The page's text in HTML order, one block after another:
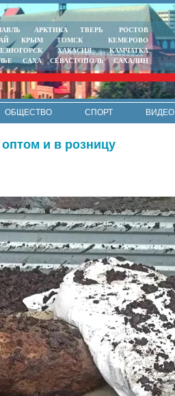
АРКТИКА ТВЕРЬ
РОСТОВ
КРЫМ ТОМСК
КЕМЕРОВО
ХАКАСИЯ
КАМЧАТКА
САХА СЕВАСТОПОЛЬ САХАЛИН
ОБЩЕСТВО СПОРТ ВИДЕО
и в розницу